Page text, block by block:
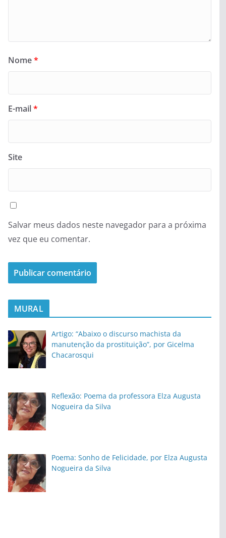
Nome*
E-mail*
Site
Salvar meus dados neste navegador para a próxima
vez que eu comentar.
MURAL
Artigo: “Abaixo o discurso machista da
manutenção da prostituição”, por Gicelma
Chacarosqui
Reflexão: Poema da professora Elza Augusta
Nogueira da Silva
Poema: Sonho de Felicidade, por Elza Augusta
Nogueira da Silva